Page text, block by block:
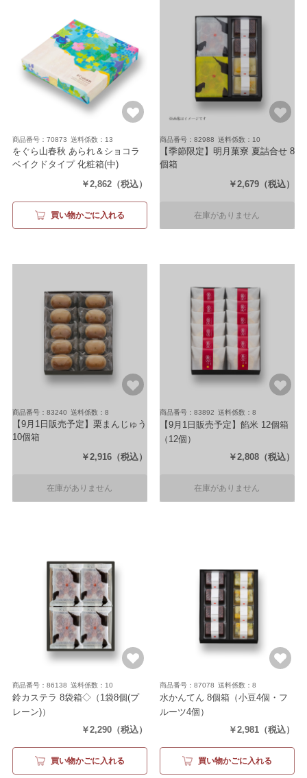
商品番号：70873 送料係数：13
をぐら山春秋 あられ＆ショコラ
ベイクドタイプ 化粧箱(中)
￥2,862 （税込）
買い物かごに入れる
商品番号：82988 送料係数：10
【季節限定】明月菓寮 夏詰合せ 8
個箱
（水かんてん(小豆2個・フルーツ
￥2,679 （税込）
在庫がありません
商品番号：83240 送料係数：8
【9月1日販売予定】栗まんじゅう
10個箱
￥2,916 （税込）
在庫がありません
商品番号：83892 送料係数：8
【9月1日販売予定】餡米 12個箱
（12個）
￥2,808 （税込）
在庫がありません
商品番号：86138 送料係数：10
鈴カステラ 8袋箱◇（1袋8個(プ
レーン)）
￥2,290 （税込）
買い物かごに入れる
商品番号：87078 送料係数：8
水かんてん 8個箱（小豆4個・フ
ルーツ4個）
￥2,981 （税込）
買い物かごに入れる